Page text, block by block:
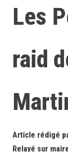
Les
raid
Article rédigé
Relayé sur